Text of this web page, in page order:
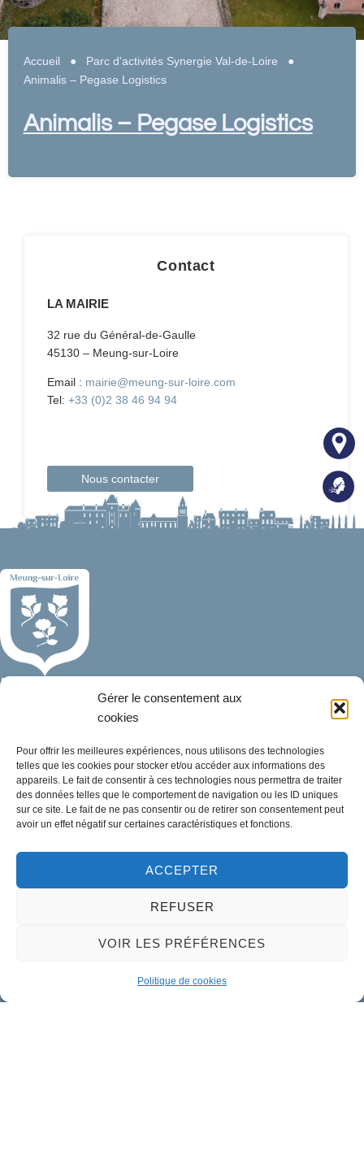
Gérer le consentement aux
cookies
Pour offrir les meilleures expériences, nous utilisons des technologies
telles que les cookies pour stocker et/ou accéder aux informations des
appareils. Le fait de consentir à ces technologies nous permettra de traiter
des données telles que le comportement de navigation ou les ID uniques
sur ce site. Le fait de ne pas consentir ou de retirer son consentement peut
avoir un effet négatif sur certaines caractéristiques et fonctions.
ACCEPTER
REFUSER
VOIR LES PRÉFÉRENCES
Politique de cookies
Accueil ● Parc d'activités Synergie Val-de-Loire ●
Animalis – Pegase Logistics
Animalis – Pegase Logistics
Contact
LA MAIRIE
32 rue du Général-de-Gaulle
45130 – Meung-sur-Loire
Email : mairie@meung-sur-loire.com
Tel: +33 (0)2 38 46 94 94
Nous contacter
Mairie de Meung-sur-Loire
Mairie,
32 rue du Général de Gaulle,
45130 Meung-sur-Loire
02 38 46 94 94
mairie@meung-sur-loire.com
Horaires d'ouverture
Lundi :9h00 à 12h30 & 13h30 à 18h00
Mardi :14h00 à 17h30
Mercredi à vendredi :
9h00 à 12h30 & 14h00 à 17h30